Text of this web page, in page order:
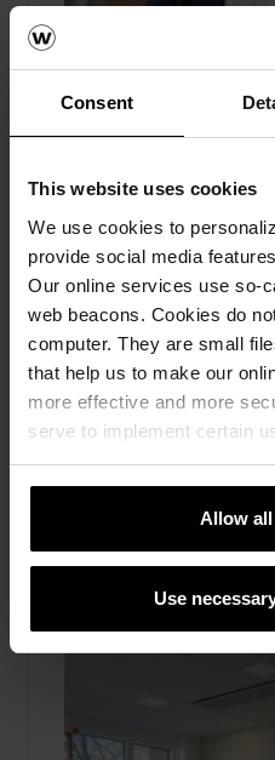
Consent
This website uses cookies
We use cookies to
provide social media
Our online services use so-
web beacons. Cookies do
computer. They are small
that help us to make our
more effective and more
serve to implement certain
Allow
Use
wienerberger
en pressad
Fasadtegel
Trots en avvaktande
wienerberger att
innovation för att
Sverige. Läs mer här.
Läs mera